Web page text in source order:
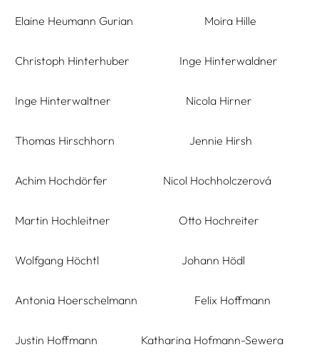
Elaine Heumann Gurian Moira Hille
Christoph Hinterhuber Inge Hinterwaldner
Inge Hinterwaltner Nicola Hirner
Thomas Hirschhorn Jennie Hirsh
Achim Hochdörfer Nicol Hochholczerová
Martin Hochleitner Otto Hochreiter
Wolfgang Höchtl Johann Hödl
Antonia Hoerschelmann Felix Hoffmann
Justin Hoffmann Katharina Hofmann-Sewera